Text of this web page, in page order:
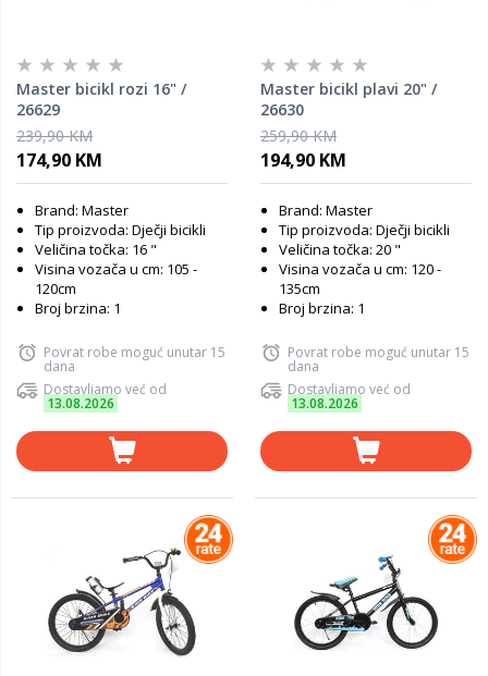
Master bicikl rozi 16" /
26629
239,90 KM
174,90 KM
Brand: Master
Tip proizvoda: Dječji bicikli
Veličina točka: 16 "
Visina vozača u cm: 105 -
120cm
Broj brzina: 1
Povrat robe moguć unutar 15
dana
Dostavljamo već od
13.08.2026
Master bicikl plavi 20" /
26630
259,90 KM
194,90 KM
Brand: Master
Tip proizvoda: Dječji bicikli
Veličina točka: 20 "
Visina vozača u cm: 120 -
135cm
Broj brzina: 1
Povrat robe moguć unutar 15
dana
Dostavljamo već od
13.08.2026